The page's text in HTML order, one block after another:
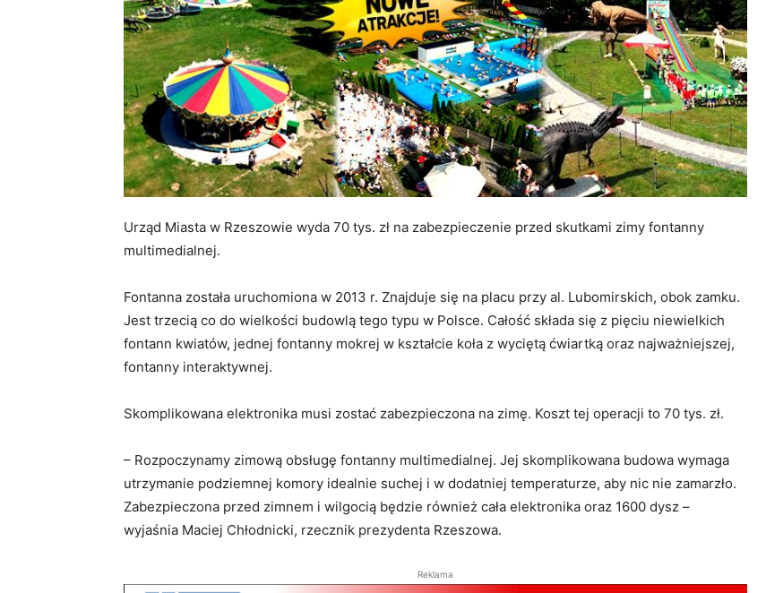
Urząd Miasta w Rzeszowie wyda 70 tys. zł na zabezpieczenie przed skutkami zimy fontanny
multimedialnej.
Fontanna została uruchomiona w 2013 r. Znajduje się na placu przy al. Lubomirskich, obok zamku.
Jest trzecią co do wielkości budowlą tego typu w Polsce. Całość składa się z pięciu niewielkich
fontann kwiatów, jednej fontanny mokrej w kształcie koła z wyciętą ćwiartką oraz najważniejszej,
fontanny interaktywnej.
Skomplikowana elektronika musi zostać zabezpieczona na zimę. Koszt tej operacji to 70 tys. zł.
– Rozpoczynamy zimową obsługę fontanny multimedialnej. Jej skomplikowana budowa wymaga
utrzymanie podziemnej komory idealnie suchej i w dodatniej temperaturze, aby nic nie zamarzło.
Zabezpieczona przed zimnem i wilgocią będzie również cała elektronika oraz 1600 dysz –
wyjaśnia Maciej Chłodnicki, rzecznik prezydenta Rzeszowa.
Reklama